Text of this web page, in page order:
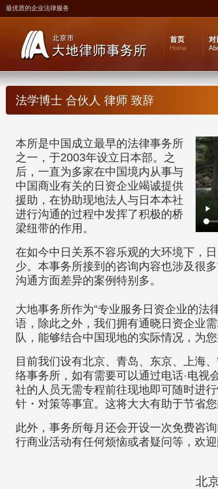
最优质的企业法律服务
首页
Home
法学博士 合伙人 律师 致辞
本所是中国成立最早的法律事务所
之一，于2003年设立日本部。之
后，一直为多家在中国境内从事与
中国商业有关的日资企业竭诚提供
援助，在协助现地法人与日本本社
进行沟通的过程中发挥了积极的桥
梁纽带的作用。
在如今中日关系不容乐观的大环境下，
少。本事务所接到的咨询内容也涉及很
沟通方面差异的案例特别多。
大地事务所作为“专业服务日资企业的法
语，除此之外，我们拥有通晓日资企业
队，能够结合中国现地的实际情况，为
目前我们设有北京、青岛、东京、上海
络事务所，如有需要可以通过电话·电视
社的人员无需专程前往现地即可随时进
针・对策等事宜。这将大大有助于节省
此外，事务所每月还会开设一次免费咨
行商业活动有任何烦恼或者疑问等，欢
北